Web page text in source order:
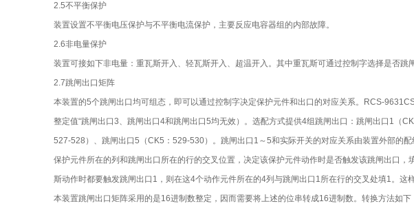
2.5不平衡保护
装置设置不平衡电压保护与不平衡电流保护，主要反应电容器组的内部故障。
2.6非电量保护
装置可接如下非电量：重瓦斯开入、轻瓦斯开入、超温开入。其中重瓦斯可通过控制字选择是否
2.7跳闸出口矩阵
本装置的5个跳闸出口均可组态，即可以通过控制字决定保护元件和出口的对应关系。RCS-
整定值“跳闸出口3、跳闸出口4和跳闸出口5均无效）。选配方式提供4组跳闸出口：跳闸出口1（
527-528）、跳闸出口5（CK5：529-530）。跳闸出口1～5和实际开关的对应关系由装置外部的配
保护元件所在的列和跳闸出口所在的行的交叉位置，决定该保护元件动作时是否触发该跳闸出口
斯动作时都要触发跳闸出口1，则在这4个动作元件所在的4列与跳闸出口1所在行的交叉处填1。
本装置跳闸出口矩阵采用的是16进制数整定，因而需要将上述的位串转成16进制数。转换方法如